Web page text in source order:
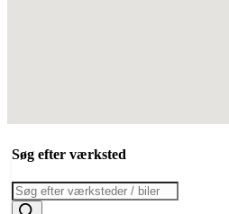
Søg efter værksted
Products
search